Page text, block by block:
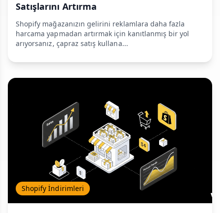
Satışlarını Artırma
Shopify mağazanızın gelirini reklamlara daha fazla
harcama yapmadan artırmak için kanıtlanmış bir yol
arıyorsanız, çapraz satış kullana...
Shopify İndirimleri